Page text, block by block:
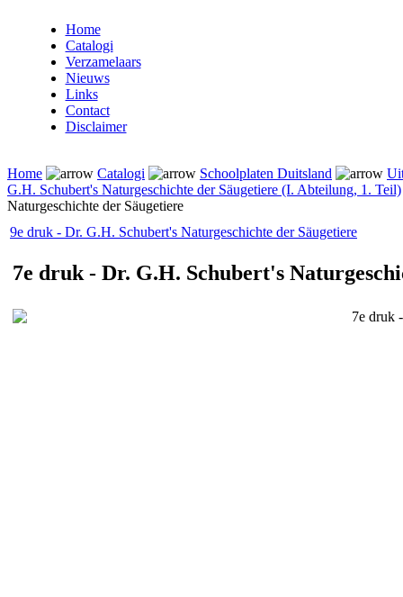
Home
Catalogi
Verzamelaars
Nieuws
Links
Contact
Disclaimer
Home Catalogi Schoolplaten Duitsland
G.H. Schubert's Naturgeschichte der Säugetiere (I. Abteilung, 1. Teil)
Naturgeschichte der Säugetiere
9e druk - Dr. G.H. Schubert's Naturgeschichte der Säugetiere
7e druk - Dr. G.H. Schubert's
7e druk